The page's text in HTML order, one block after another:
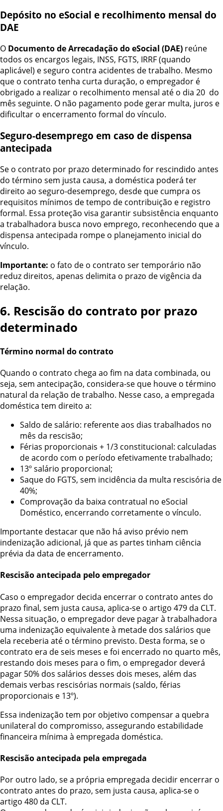
Depósito no eSocial e recolhimento mensal do
DAE
O Documento de Arrecadação do eSocial (DAE) reúne
todos os encargos legais, INSS, FGTS, IRRF (quando
aplicável) e seguro contra acidentes de trabalho. Mesmo
que o contrato tenha curta duração, o empregador é
obrigado a realizar o recolhimento mensal até o dia 20 do
mês seguinte. O não pagamento pode gerar multa, juros e
dificultar o encerramento formal do vínculo.
Seguro-desemprego em caso de dispensa
antecipada
Se o contrato por prazo determinado for rescindido antes
do término sem justa causa, a doméstica poderá ter
direito ao seguro-desemprego, desde que cumpra os
requisitos mínimos de tempo de contribuição e registro
formal. Essa proteção visa garantir subsistência enquanto
a trabalhadora busca novo emprego, reconhecendo que a
dispensa antecipada rompe o planejamento inicial do
vínculo.
Importante: o fato de o contrato ser temporário não
reduz direitos, apenas delimita o prazo de vigência da
relação.
6. Rescisão do contrato por prazo
determinado
Término normal do contrato
Quando o contrato chega ao fim na data combinada, ou
seja, sem antecipação, considera-se que houve o término
natural da relação de trabalho. Nesse caso, a empregada
doméstica tem direito a:
Saldo de salário: referente aos dias trabalhados no
mês da rescisão;
Férias proporcionais + 1/3 constitucional: calculadas
de acordo com o período efetivamente trabalhado;
13º salário proporcional;
Saque do FGTS, sem incidência da multa rescisória de
40%;
Comprovação da baixa contratual no eSocial
Doméstico, encerrando corretamente o vínculo.
Importante destacar que não há aviso prévio nem
indenização adicional, já que as partes tinham ciência
prévia da data de encerramento.
Rescisão antecipada pelo empregador
Caso o empregador decida encerrar o contrato antes do
prazo final, sem justa causa, aplica-se o artigo 479 da CLT.
Nessa situação, o empregador deve pagar à trabalhadora
uma indenização equivalente à metade dos salários que
ela receberia até o término previsto. Desta forma, se o
contrato era de seis meses e foi encerrado no quarto mês,
restando dois meses para o fim, o empregador deverá
pagar 50% dos salários desses dois meses, além das
demais verbas rescisórias normais (saldo, férias
proporcionais e 13º).
Essa indenização tem por objetivo compensar a quebra
unilateral do compromisso, assegurando estabilidade
financeira mínima à empregada doméstica.
Rescisão antecipada pela empregada
Por outro lado, se a própria empregada decidir encerrar o
contrato antes do prazo, sem justa causa, aplica-se o
artigo 480 da CLT.